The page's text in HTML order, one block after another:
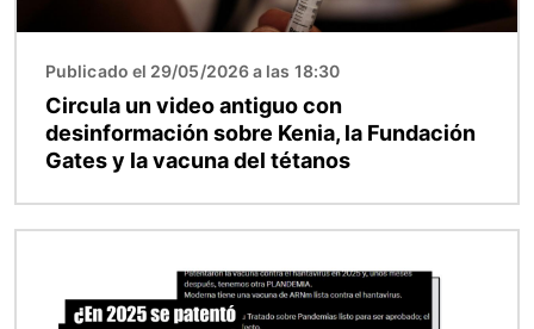
Publicado el 29/05/2026 a las 18:30
Circula un video antiguo con
desinformación sobre Kenia, la Fundación
Gates y la vacuna del tétanos